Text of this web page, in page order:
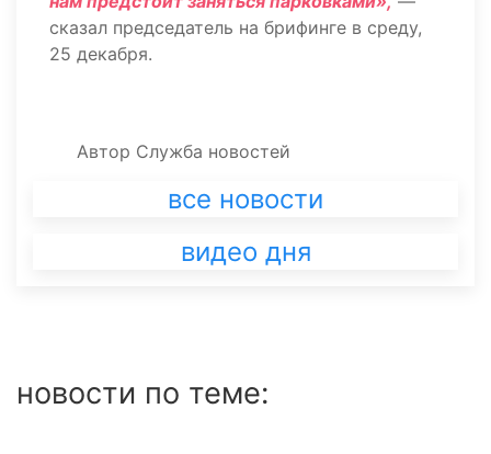
сказал председатель на брифинге в среду,
25 декабря.
Автор Служба новостей
все новости
видео дня
новости по теме: